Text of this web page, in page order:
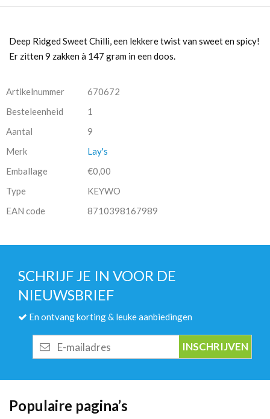
Deep Ridged Sweet Chilli, een lekkere twist van sweet en spicy!
Er zitten 9 zakken à 147 gram in een doos.
Artikelnummer
670672
Besteleenheid
1
Aantal
9
Merk
Lay's
Emballage
€0,00
Type
KEYWO
EAN code
8710398167989
SCHRIJF JE IN VOOR DE
NIEUWSBRIEF
En ontvang korting & leuke aanbiedingen
mailadres
Populaire pagina’s